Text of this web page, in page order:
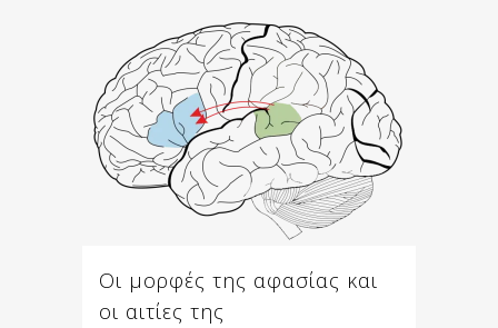
Οι μορφές της αφασίας και
οι αιτίες της